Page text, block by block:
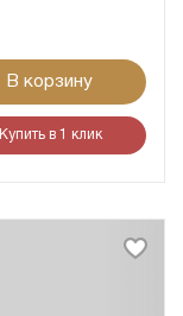
В корзину
Купить в 1 клик